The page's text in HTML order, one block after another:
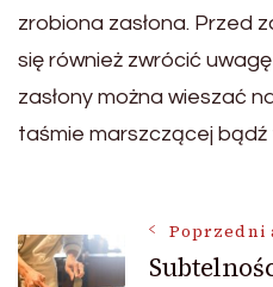
zrobiona zasłona. Przed
się również zwrócić
zasłony można wieszać
taśmie marszczącej bądź
Nawigacja
Poprzedni